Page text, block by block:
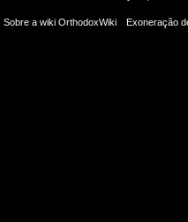
Sobre a wiki OrthodoxWiki Exoneração